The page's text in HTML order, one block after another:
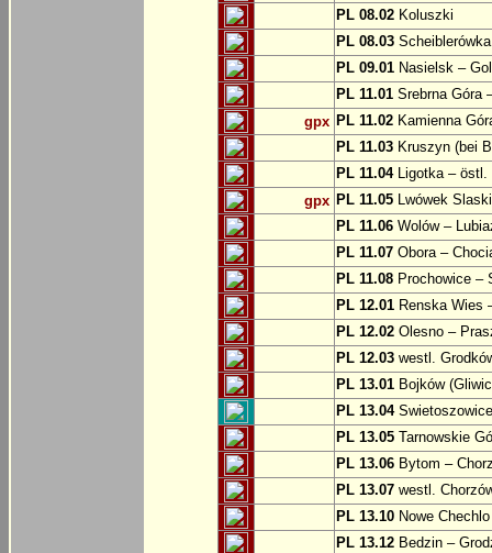
PL 08.02 Koluszki
PL 08.03
PL 09.01 Nasielsk –
PL 11.01 Srebrna Góra
gpx PL 11.02 Kamienna
PL 11.03 Kruszyn (bei
PL 11.04Ligotka – östl.
gpx PL 11.05 Lwówek
PL 11.06 Wolów –
PL 11.07 Obora –
PL 11.08 Prochowice –
PL 12.01 Renska Wies
PL 12.02 Olesno –
PL 12.03 westl.
PL 13.01 Bojków
PL 13.04
PL 13.05 Tarnowskie
PL 13.06 Bytom –
PL 13.07 westl.
PL 13.10 Nowe
PL 13.12 Bedzin –